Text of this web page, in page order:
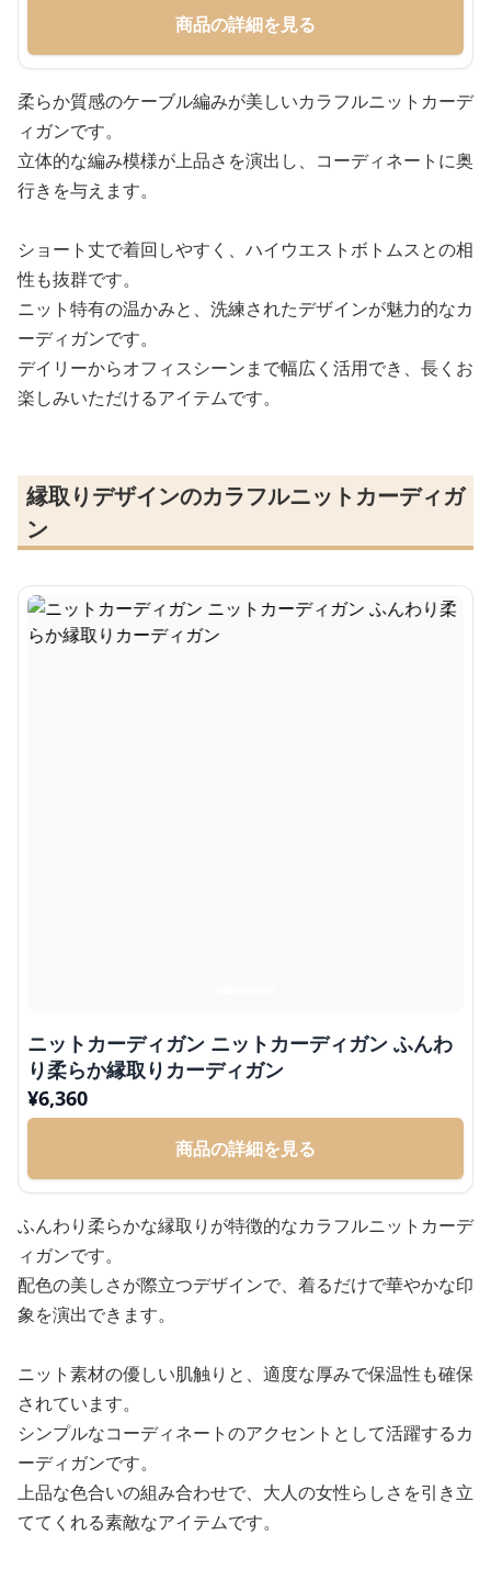
商品の詳細を見る
柔らか質感のケーブル編みが美しいカラフルニットカーデ
ィガンです。
立体的な編み模様が上品さを演出し、コーディネートに奥
行きを与えます。
ショート丈で着回しやすく、ハイウエストボトムスとの相
性も抜群です。
ニット特有の温かみと、洗練されたデザインが魅力的なカ
ーディガンです。
デイリーからオフィスシーンまで幅広く活用でき、長くお
楽しみいただけるアイテムです。
縁取りデザインのカラフルニットカーディガ
ン
ニットカーディガン ニットカーディガン ふんわ
り柔らか縁取りカーディガン
¥6,360
商品の詳細を見る
ふんわり柔らかな縁取りが特徴的なカラフルニットカーデ
ィガンです。
配色の美しさが際立つデザインで、着るだけで華やかな印
象を演出できます。
ニット素材の優しい肌触りと、適度な厚みで保温性も確保
されています。
シンプルなコーディネートのアクセントとして活躍するカ
ーディガンです。
上品な色合いの組み合わせで、大人の女性らしさを引き立
ててくれる素敵なアイテムです。